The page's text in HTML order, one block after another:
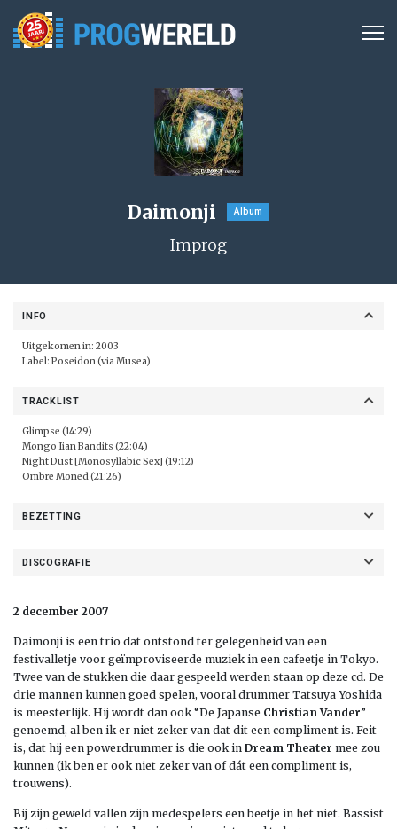
Daimonji Album
Improg
INFO
Uitgekomen in: 2003
Label: Poseidon (via Musea)
TRACKLIST
Glimpse (14:29)
Mongo Iian Bandits (22:04)
Night Dust [Monosyllabic Sex] (19:12)
Ombre Moned (21:26)
BEZETTING
DISCOGRAFIE
2 december 2007
Daimonji is een trio dat ontstond ter gelegenheid van een
festivalletje voor geïmproviseerde muziek in een cafeetje in Tokyo.
Twee van de stukken die daar gespeeld werden staan op deze cd. De
drie mannen kunnen goed spelen, vooral drummer Tatsuya Yoshida
is meesterlijk. Hij wordt dan ook “De Japanse Christian Vander”
genoemd, al ben ik er niet zeker van dat dit een compliment is. Feit
is, dat hij een powerdrummer is die ook in Dream Theater mee zou
kunnen (ik ben er ook niet zeker van of dát een compliment is,
trouwens).
Bij zijn geweld vallen zijn medespelers een beetje in het niet. Bassist